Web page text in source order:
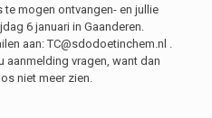
mogen ontvangen- en jullie
6 januari in Gaanderen.
aan: TC@sdodoetinchem.nl .
aanmelding vragen, want dan
niet meer zien.